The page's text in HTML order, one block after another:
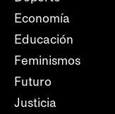
Economía
Educación
Feminismos
Futuro
Justicia